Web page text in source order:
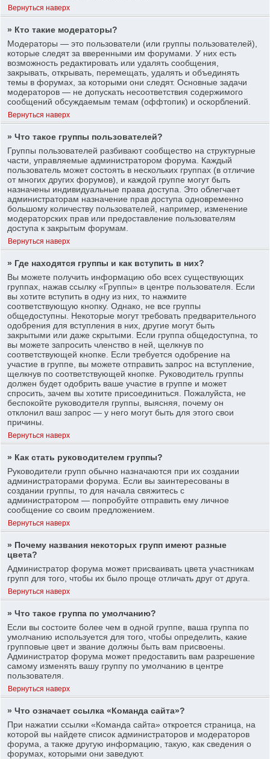
Вернуться наверх
» Кто такие модераторы?
Модераторы — это пользователи (или группы пользователей),
которые следят за вверенными им форумами. У них есть
возможность редактировать или удалять сообщения,
закрывать, открывать, перемещать, удалять и объединять
темы в форумах, за которыми они следят. Основные задачи
модераторов — не допускать несоответствия содержимого
сообщений обсуждаемым темам (оффтопик) и оскорблений.
Вернуться наверх
» Что такое группы пользователей?
Группы пользователей разбивают сообщество на структурные
части, управляемые администратором форума. Каждый
пользователь может состоять в нескольких группах (в отличие
от многих других форумов), и каждой группе могут быть
назначены индивидуальные права доступа. Это облегчает
администраторам назначение прав доступа одновременно
большому количеству пользователей, например, изменение
модераторских прав или предоставление пользователям
доступа к закрытым форумам.
Вернуться наверх
» Где находятся группы и как вступить в них?
Вы можете получить информацию обо всех существующих
группах, нажав ссылку «Группы» в центре пользователя. Если
вы хотите вступить в одну из них, то нажмите
соответствующую кнопку. Однако, не все группы
общедоступны. Некоторые могут требовать предварительного
одобрения для вступления в них, другие могут быть
закрытыми или даже скрытыми. Если группа общедоступна, то
вы можете запросить членство в ней, щелкнув по
соответствующей кнопке. Если требуется одобрение на
участие в группе, вы можете отправить запрос на вступление,
щелкнув по соответствующей кнопке. Руководитель группы
должен будет одобрить ваше участие в группе и может
спросить, зачем вы хотите присоединиться. Пожалуйста, не
беспокойте руководителя группы, выясняя, почему он
отклонил ваш запрос — у него могут быть для этого свои
причины.
Вернуться наверх
» Как стать руководителем группы?
Руководители групп обычно назначаются при их создании
администраторами форума. Если вы заинтересованы в
создании группы, то для начала свяжитесь с
администратором — попробуйте отправить ему личное
сообщение со своим предложением.
Вернуться наверх
» Почему названия некоторых групп имеют разные
цвета?
Администратор форума может присваивать цвета участникам
групп для того, чтобы их было проще отличать друг от друга.
Вернуться наверх
» Что такое группа по умолчанию?
Если вы состоите более чем в одной группе, ваша группа по
умолчанию используется для того, чтобы определить, какие
групповые цвет и звание должны быть вам присвоены.
Администратор форума может предоставить вам разрешение
самому изменять вашу группу по умолчанию в центре
пользователя.
Вернуться наверх
» Что означает ссылка «Команда сайта»?
При нажатии ссылки «Команда сайта» откроется страница, на
которой вы найдете список администраторов и модераторов
форума, а также другую информацию, такую, как сведения о
форумах, которыми они заведуют.